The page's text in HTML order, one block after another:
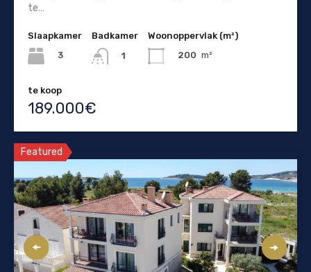
te…
Slaapkamer
3
Badkamer
1
Woonoppervlak (m²)
200 m²
te koop
189.000€
Featured